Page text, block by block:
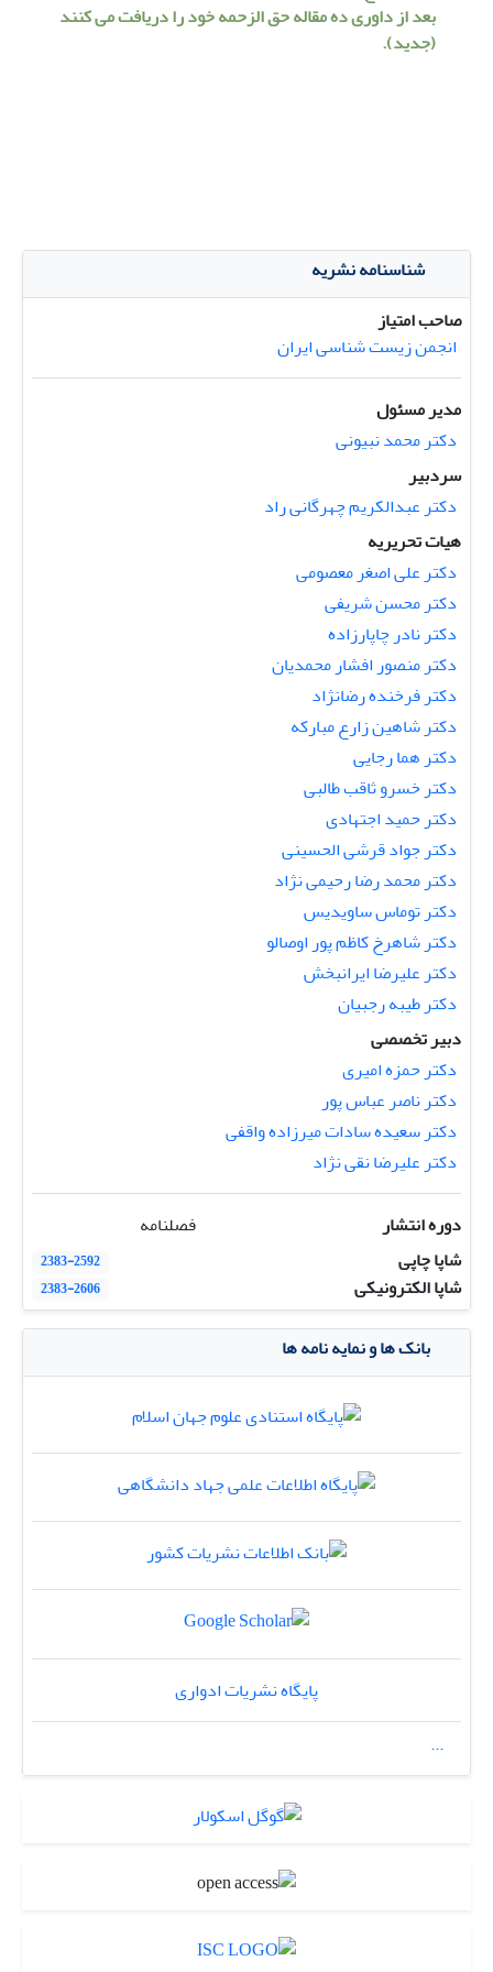
بعد از داوری ده مقاله حق الزحمه خود را دریافت می کنند
(جدید).
شناسنامه نشریه
صاحب امتیاز
انجمن زیست شناسی ایران
مدیر مسئول
دکتر محمد نبیونی
سردبیر
دکتر عبدالکریم چهرگانی راد
هیات تحریریه
دکتر علی اصغر معصومی
دکتر محسن شریفی
دکتر نادر چاپارزاده
دکتر منصور افشار محمدیان
دکتر فرخنده رضانژاد
دکتر شاهین زارع مبارکه
دکتر هما رجایی
دکتر خسرو ثاقب طالبی
دکتر حمید اجتهادی
دکتر جواد قرشی الحسینی
دکتر محمد رضا رحیمی نژاد
دکتر توماس ساویدیس
دکتر شاهرخ کاظم پور اوصالو
دکتر علیرضا ایرانبخش
دکتر طیبه رجبیان
دبیر تخصصی
دکتر حمزه امیری
دکتر ناصر عباس پور
دکتر سعیده سادات میرزاده واقفی
دکتر علیرضا نقی نژاد
دوره انتشار
فصلنامه
شاپا چاپی
2383-2592
شاپا الکترونیکی 2383-2606
بانک ها و نمایه نامه ها
پایگاه نشریات ادواری
...